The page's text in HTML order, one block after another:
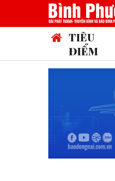
TIÊU
ĐIỂM